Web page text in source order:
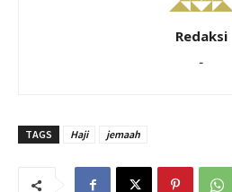
Redaksi
-
TAGS Haji jemaah